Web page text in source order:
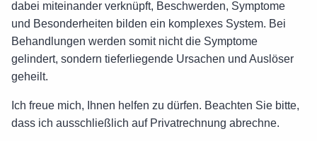
dabei miteinander verknüpft, Beschwerden, Symptome
und Besonderheiten bilden ein komplexes System. Bei
Behandlungen werden somit nicht die Symptome
gelindert, sondern tieferliegende Ursachen und Auslöser
geheilt.
Ich freue mich, Ihnen helfen zu dürfen. Beachten Sie bitte,
dass ich ausschließlich auf Privatrechnung abrechne.